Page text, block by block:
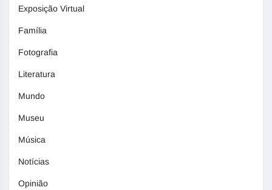
Exposição Virtual
Família
Fotografia
Literatura
Mundo
Museu
Música
Notícias
Opinião